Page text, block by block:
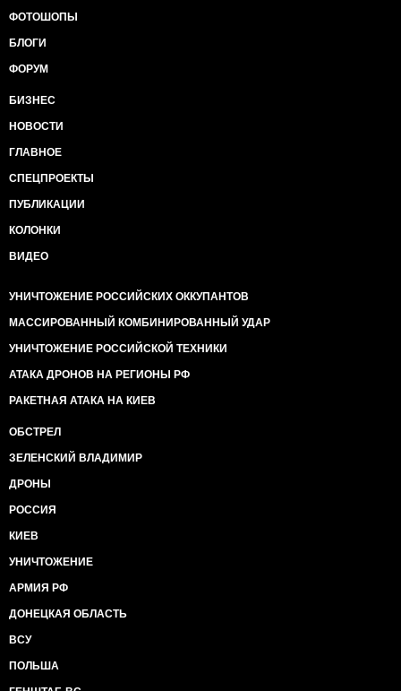
ФОТОШОПЫ
БЛОГИ
ФОРУМ
БИЗНЕС
НОВОСТИ
ГЛАВНОЕ
СПЕЦПРОЕКТЫ
ПУБЛИКАЦИИ
КОЛОНКИ
ВИДЕО
УНИЧТОЖЕНИЕ РОССИЙСКИХ ОККУПАНТОВ
МАССИРОВАННЫЙ КОМБИНИРОВАННЫЙ УДАР
УНИЧТОЖЕНИЕ РОССИЙСКОЙ ТЕХНИКИ
АТАКА ДРОНОВ НА РЕГИОНЫ РФ
РАКЕТНАЯ АТАКА НА КИЕВ
ОБСТРЕЛ
ЗЕЛЕНСКИЙ ВЛАДИМИР
ДРОНЫ
РОССИЯ
КИЕВ
УНИЧТОЖЕНИЕ
АРМИЯ РФ
ДОНЕЦКАЯ ОБЛАСТЬ
ВСУ
ПОЛЬША